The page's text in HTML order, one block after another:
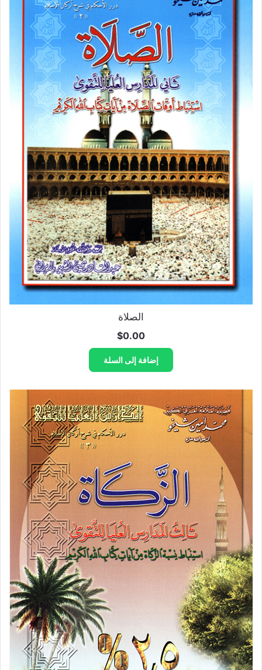
الصلاة
$0.00
إضافة إلى السلة